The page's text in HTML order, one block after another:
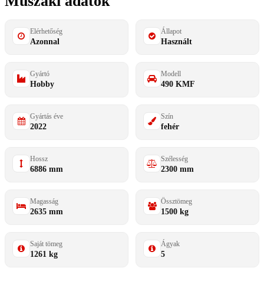
Elérhetőség
Azonnal
Állapot
Használt
Gyártó
Hobby
Modell
490 KMF
Gyártás éve
2022
Szín
fehér
Hossz
6886 mm
Szélesség
2300 mm
Magasság
2635 mm
Össztömeg
1500 kg
Saját tömeg
1261 kg
Ágyak
5